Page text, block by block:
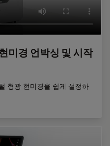
미경 언박싱 및 시작
형광 현미경을 쉽게 설정하